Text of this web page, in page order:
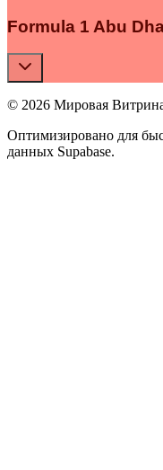
Formula 1 Abu
© 2026 Мировая
Оптимизировано для
данных Supabase.